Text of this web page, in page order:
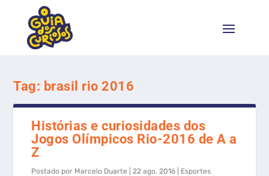
Tag: brasil rio 2016
Histórias e curiosidades dos
Jogos Olímpicos Rio-2016 de A a
Z
Postado por Marcelo Duarte |22 ago, 2016 Esportes